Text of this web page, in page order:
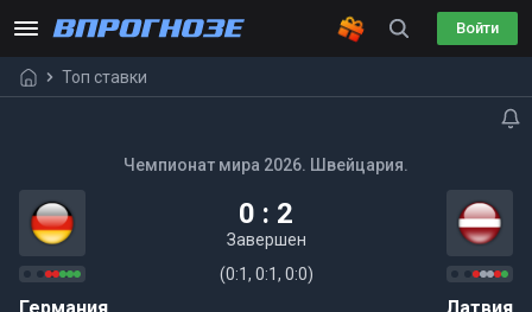
Войти
Топ ставки
Чемпионат мира 2026. Швейцария.
0 : 2
Завершен
(0:1, 0:1, 0:0)